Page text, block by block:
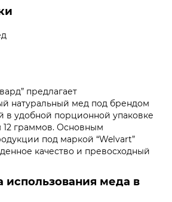
предлагает
натуральный мед под брендом
в удобной порционной упаковке
12 граммов. Основным
под маркой “Welvart”
качество и превосходный
меда в